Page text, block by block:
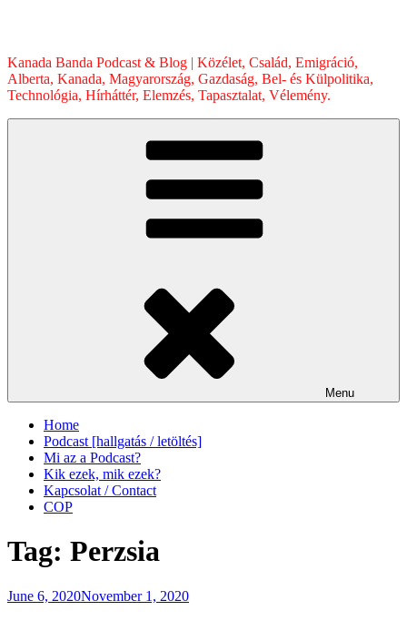
Kanada Banda Podcast & Blog | Közélet, Család, Emigráció,
Alberta, Kanada, Magyarország, Gazdaság, Bel- és Külpolitika,
Technológia, Hírháttér, Elemzés, Tapasztalat, Vélemény.
Menu
Home
Podcast [hallgatás / letöltés]
Mi az a Podcast?
Kik ezek, mik ezek?
Kapcsolat / Contact
COP
Tag: Perzsia
Posted
June 6, 2020November 1, 2020